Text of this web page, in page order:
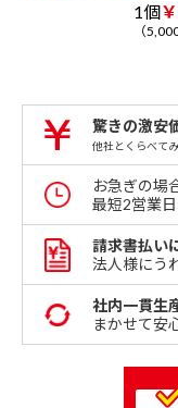
1個
（
驚きの激安
他社とくらべて
お急ぎの場
最短2営業日
請求書払い
法人様にう
社内一貫生
まかせて安